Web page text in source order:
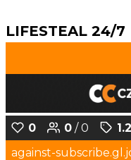
LIFESTEAL 24/7
0 0 / 0
against-